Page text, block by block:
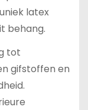
latex
behang.
tot
gifstoffen en